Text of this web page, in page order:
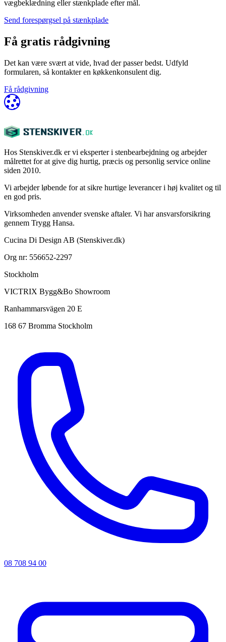
vægbeklædning eller stænkplade efter mål.
Send forespørgsel på stænkplade
Få gratis rådgivning
Det kan være svært at vide, hvad der passer bedst. Udfyld
formularen, så kontakter en køkkenkonsulent dig.
Få rådgivning
Hos Stenskiver.dk er vi eksperter i stenbearbejdning og arbejder
målrettet for at give dig hurtig, præcis og personlig service online
siden 2010.
Vi arbejder løbende for at sikre hurtige leverancer i høj kvalitet og til
en god pris.
Virksomheden anvender svenske aftaler. Vi har ansvarsforsikring
gennem Trygg Hansa.
Cucina Di Design AB (Stenskiver.dk)
Org nr: 556652-2297
Stockholm
VICTRIX Bygg&Bo Showroom
Ranhammarsvägen 20 E
168 67 Bromma Stockholm
08 708 94 00